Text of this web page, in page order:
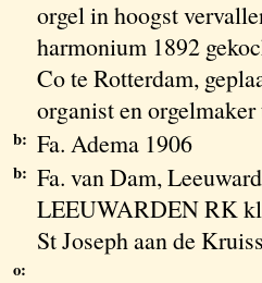
orgel in hoogst
harmonium 1892
Co te Rotterdam,
organist en
b: Fa. Adema 1906
b: Fa. van Dam,
LEEUWARDEN RK
St Joseph aan de
o: